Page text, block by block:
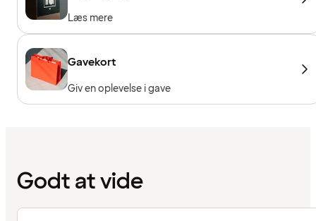
Læs mere
Gavekort
Giv en oplevelse i gave
Godt at vide